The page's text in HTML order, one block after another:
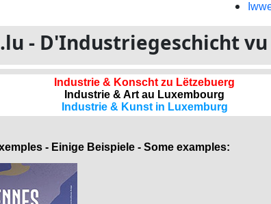
- D'Industriegeschicht